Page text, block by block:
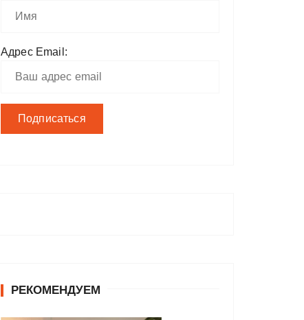
Адрес Email:
РЕКОМЕНДУЕМ